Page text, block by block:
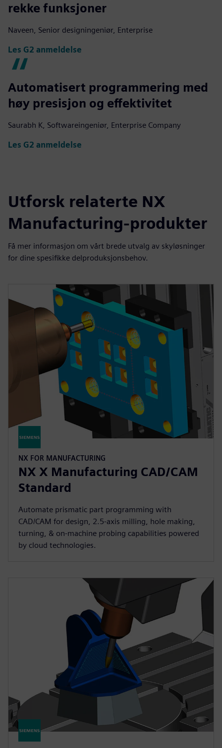
rekke funksjoner
Naveen, Senior designingeniør, Enterprise
Les G2 anmeldelse
Automatisert programmering med
høy presisjon og effektivitet
Saurabh K, Softwareingeniør, Enterprise Company
Les G2 anmeldelse
Utforsk relaterte NX
Manufacturing-produkter
Få mer informasjon om vårt brede utvalg av skyløsninger
for dine spesifikke delproduksjonsbehov.
NX FOR MANUFACTURING
NX X Manufacturing CAD/CAM
Standard
Automate prismatic part programming with
CAD/CAM for design, 2.5-axis milling, hole making,
turning, & on-machine probing capabilities powered
by cloud technologies.